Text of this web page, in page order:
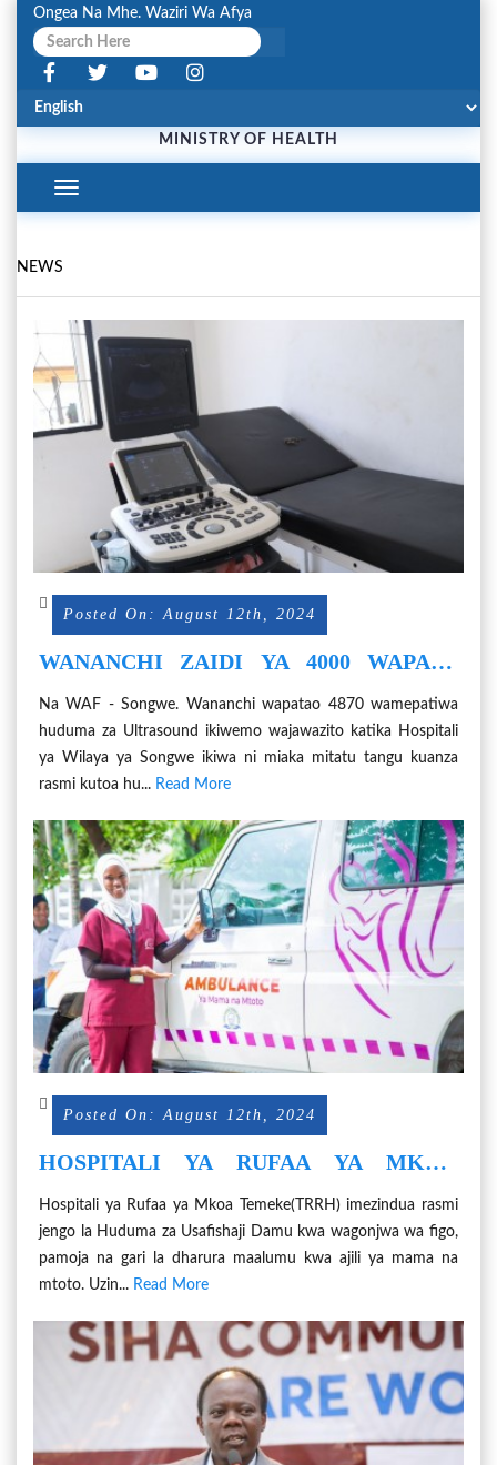
Ongea Na Mhe. Waziri Wa Afya
MINISTRY OF HEALTH
Toggle
Navigation
NEWS
Posted On: August 12th, 2024
WANANCHI ZAIDI YA 4000 WAPATA
HOSPITALI YA WILAYA SONGWE
Na WAF - Songwe. Wananchi wapatao 4870 wamepatiwa
huduma za Ultrasound ikiwemo wajawazito katika Hospitali
ya Wilaya ya Songwe ikiwa ni miaka mitatu tangu kuanza
rasmi kutoa hu... Read More
Posted On: August 12th, 2024
HOSPITALI YA RUFAA YA MKOA
KUSAFISHA DAMU NA GARI LA
DHARURA KWA MAMA NA MTOTO
Hospitali ya Rufaa ya Mkoa Temeke(TRRH) imezindua rasmi
jengo la Huduma za Usafishaji Damu kwa wagonjwa wa figo,
pamoja na gari la dharura maalumu kwa ajili ya mama na
mtoto. Uzin... Read More